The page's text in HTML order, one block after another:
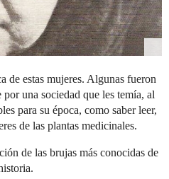
de estas mujeres. Algunas fueron
una sociedad que les temía, al
para su época, como saber leer,
de las plantas medicinales.
de las brujas más conocidas de